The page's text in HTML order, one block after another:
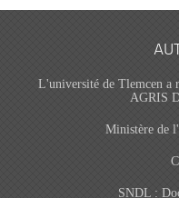
L'université de Tlemcen a
AGRIS
Ministère de
SNDL :